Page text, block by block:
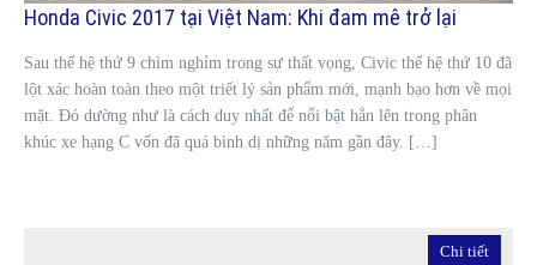
Honda Civic 2017 tại Việt Nam: Khi đam mê trở lại
Sau thế hệ thứ 9 chìm nghỉm trong sự thất vọng, Civic thế hệ thứ 10 đã
lột xác hoàn toàn theo một triết lý sản phẩm mới, mạnh bạo hơn về mọi
mặt. Đó dường như là cách duy nhất để nổi bật hẳn lên trong phân
khúc xe hạng C vốn đã quá bình dị những năm gần đây. […]
Chi tiết